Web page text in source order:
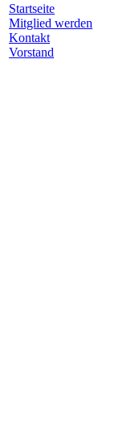
Startseite
Mitglied werden
Kontakt
Vorstand